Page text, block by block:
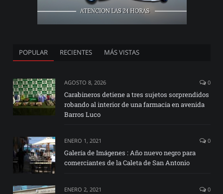
POPULAR RECIENTES MÁS VISTAS
AGOSTO 8, 2026 0
Carabineros detiene a tres sujetos sorprendidos
robando al interior de una farmacia en avenida
Barros Luco
ENERO 1, 2021 0
Galería de Imágenes : Año nuevo negro para
comerciantes de la Caleta de San Antonio
ENERO 2, 2021 0